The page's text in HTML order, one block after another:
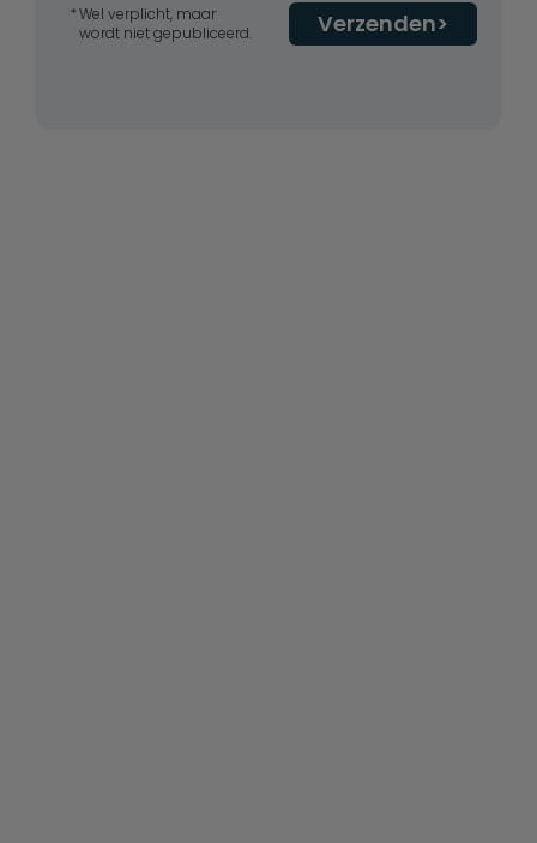
Verzenden
Wel verplicht, maar
wordt niet gepubliceerd.